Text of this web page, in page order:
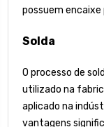
possuem
Solda
O processo de
utilizado na
aplicado na
vantagens